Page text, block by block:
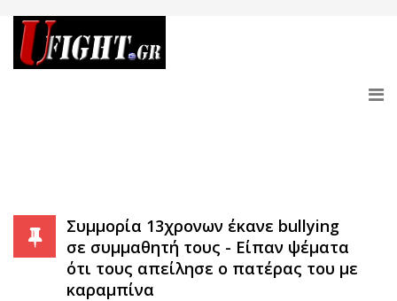
Συμμορία 13χρονων έκανε bullying
σε συμμαθητή τους - Είπαν ψέματα
ότι τους απείλησε ο πατέρας του με
καραμπίνα